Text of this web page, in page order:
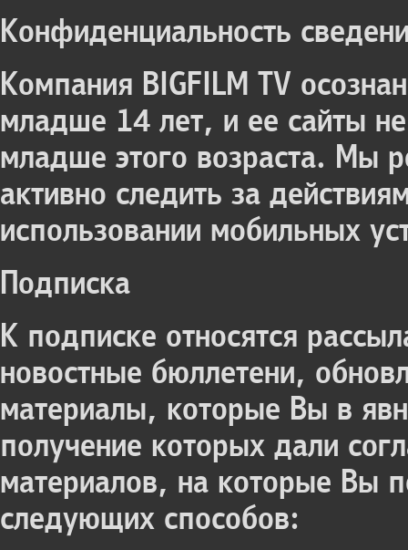
Конфиденциальность
Компания BIGFILM TV
младше 14 лет, и ее сайты
младше этого возраста. Мы
активно следить за
использовании мобильных
Подписка
К подписке относятся
новостные бюллетени,
материалы, которые Вы в
получение которых дали
материалов, на которые Вы
следующих способов: